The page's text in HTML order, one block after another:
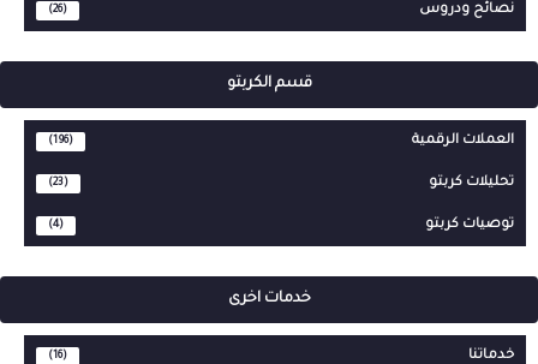
نصائح ودروس (26)
قسم الكربتو
العملات الرقمية (196)
تحليلات كربتو (23)
توصيات كربتو (4)
خدمات اخرى
خدماتنا (16)